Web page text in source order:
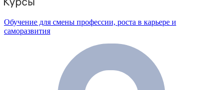
Обучение для смены профессии, роста в карьере и
саморазвития